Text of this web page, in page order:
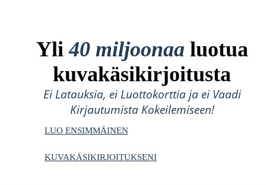
Yli40 miljoonaa luotua
kuvakäsikirjoitusta
Ei Latauksia, ei Luottokorttia ja ei Vaadi
Kirjautumista Kokeilemiseen!
LUO ENSIMMÄINEN
KUVAKÄSIKIRJOITUKSENI